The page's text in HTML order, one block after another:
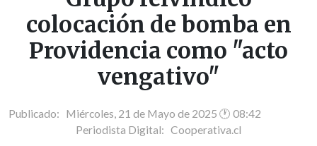
colocación de bomba en
Providencia como "acto
vengativo"
Publicado: Miércoles, 21 de Mayo de 2025 🕐 08:42
Periodista Digital: Cooperativa.cl